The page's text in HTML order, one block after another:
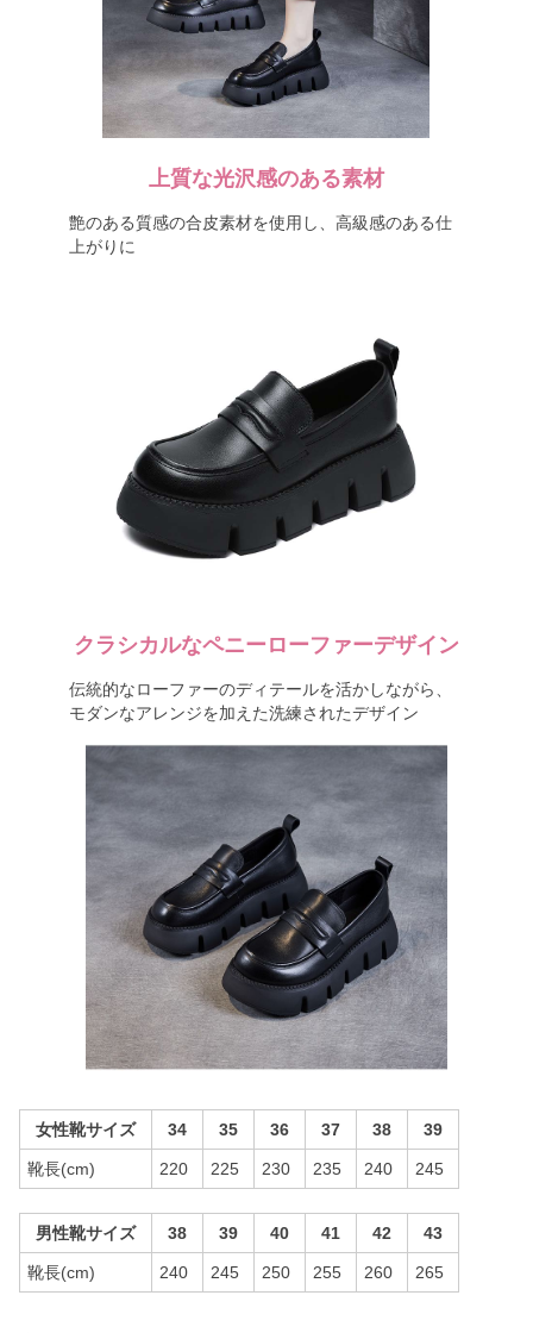
上質な光沢感のある素材
艶のある質感の合皮素材を使用し、高級感のある仕
上がりに
クラシカルなペニーローファーデザイン
伝統的なローファーのディテールを活かしながら、
モダンなアレンジを加えた洗練されたデザイン
女性靴サイズ 34 35 36 37 38 39
靴長(cm) 220 225 230 235 240 245
男性靴サイズ 38 39 40 41 42 43
靴長(cm) 240 245 250 255 260 265